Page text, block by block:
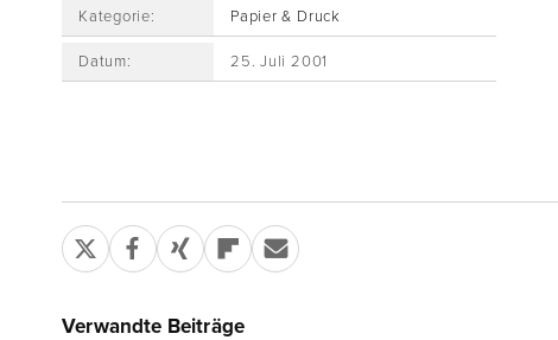
Kategorie: Papier & Druck
Datum: 25. Juli 2001
Verwandte Beiträge